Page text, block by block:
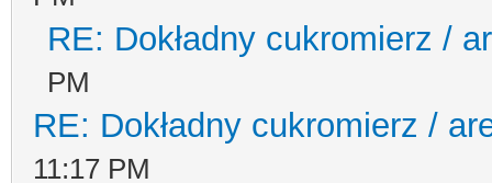
RE: Dokładny cukromierz /
PM
RE: Dokładny cukromierz /
11:17 PM